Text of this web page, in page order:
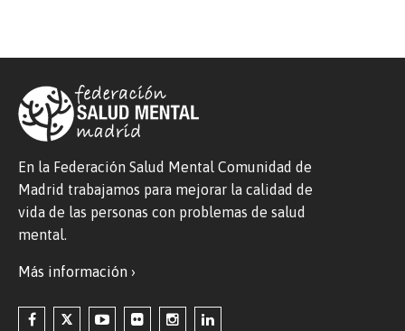
En la Federación Salud Mental Comunidad de
Madrid trabajamos para mejorar la calidad de
vida de las personas con problemas de salud
mental.
Más información ›